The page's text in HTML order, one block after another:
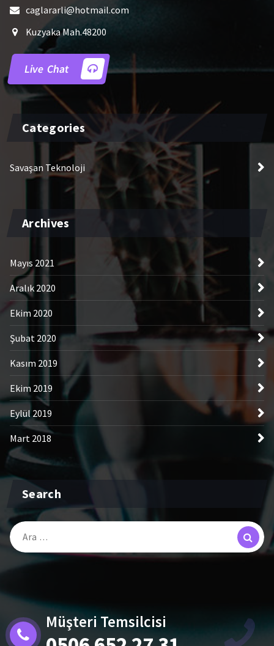
caglararli@hotmail.com
Kuzyaka Mah.48200
Live Chat
Categories
Savaşan Teknoloji
Archives
Mayıs 2021
Aralık 2020
Ekim 2020
Şubat 2020
Kasım 2019
Ekim 2019
Eylül 2019
Mart 2018
Search
Arama:
Müşteri Temsilcisi